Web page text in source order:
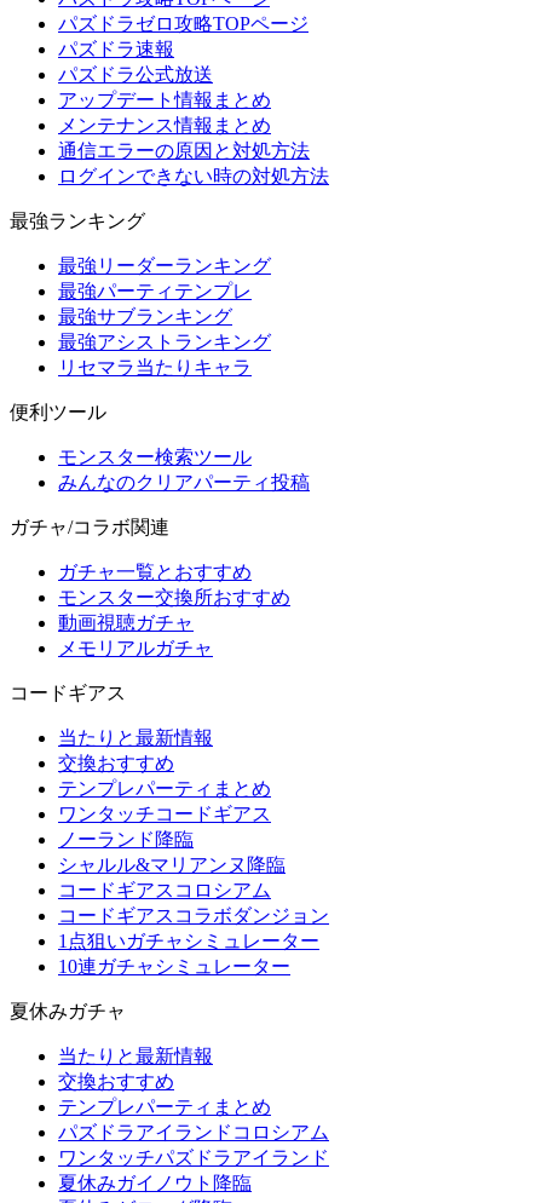
パズドラゼロ攻略TOPページ
パズドラ速報
パズドラ公式放送
アップデート情報まとめ
メンテナンス情報まとめ
通信エラーの原因と対処方法
ログインできない時の対処方法
最強ランキング
最強リーダーランキング
最強パーティテンプレ
最強サブランキング
最強アシストランキング
リセマラ当たりキャラ
便利ツール
モンスター検索ツール
みんなのクリアパーティ投稿
ガチャ/コラボ関連
ガチャ一覧とおすすめ
モンスター交換所おすすめ
動画視聴ガチャ
メモリアルガチャ
コードギアス
当たりと最新情報
交換おすすめ
テンプレパーティまとめ
ワンタッチコードギアス
ノーランド降臨
シャルル&マリアンヌ降臨
コードギアスコロシアム
コードギアスコラボダンジョン
1点狙いガチャシミュレーター
10連ガチャシミュレーター
夏休みガチャ
当たりと最新情報
交換おすすめ
テンプレパーティまとめ
パズドラアイランドコロシアム
ワンタッチパズドラアイランド
夏休みガイノウト降臨